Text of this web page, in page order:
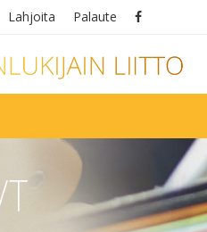
Lahjoita Palaute